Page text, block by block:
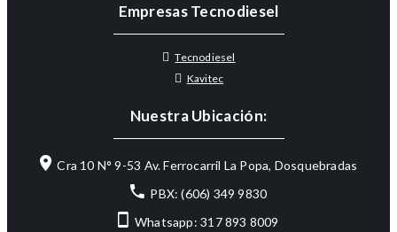
Empresas Tecnodiesel
Tecnodiesel
Kavitec
Nuestra Ubicación:
Cra 10 N° 9-53 Av. Ferrocarril La Popa, Dosquebradas
PBX: (606) 349 9830
Whatsapp: 317 893 8009